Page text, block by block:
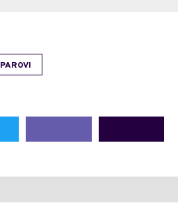
PAROVI